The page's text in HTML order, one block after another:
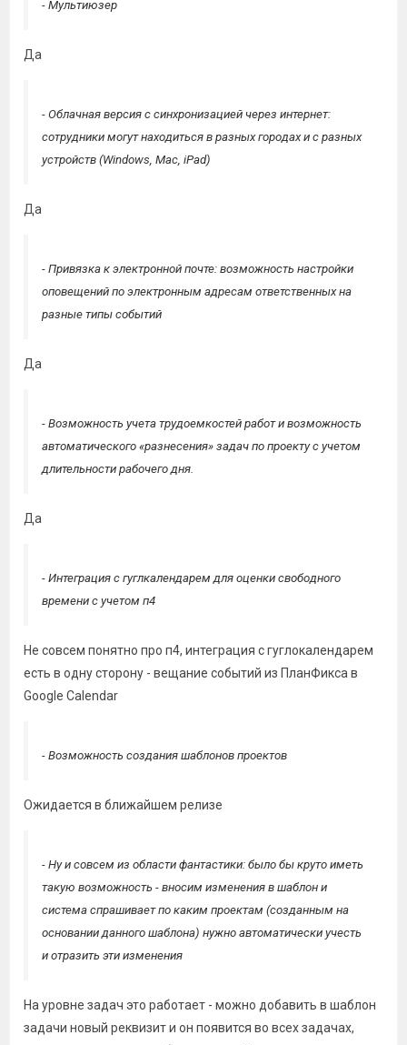
- Мультиюзер
Да
- Облачная версия с синхронизацией через интернет:
сотрудники могут находиться в разных городах и с разных
устройств (Windows, Mac, iPad)
Да
- Привязка к электронной почте: возможность настройки
оповещений по электронным адресам ответственных на
разные типы событий
Да
- Возможность учета трудоемкостей работ и возможность
автоматического «разнесения» задач по проекту с учетом
длительности рабочего дня.
Да
- Интеграция с гуглкалендарем для оценки свободного
времени с учетом п4
Не совсем понятно про п4, интеграция с гуглокалендарем
есть в одну сторону - вещание событий из ПланФикса в
Google Calendar
- Возможность создания шаблонов проектов
Ожидается в ближайшем релизе
- Ну и совсем из области фантастики: было бы круто иметь
такую возможность - вносим изменения в шаблон и
система спрашивает по каким проектам (созданным на
основании данного шаблона) нужно автоматически учесть
и отразить эти изменения
На уровне задач это работает - можно добавить в шаблон
задачи новый реквизит и он появится во всех задачах,